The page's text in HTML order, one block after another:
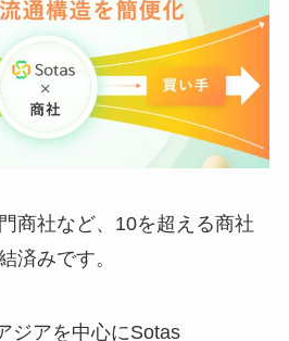
商社など、10を超える商社
済みです。
ジアを中心にSotas